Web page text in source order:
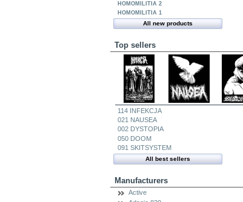
HOMOMILITIA 2
HOMOMILITIA 1
All new products
Top sellers
114 INFEKCJA
021 NAUSEA
002 DYSTOPIA
050 DOOM
091 SKITSYSTEM
All best sellers
Manufacturers
Active